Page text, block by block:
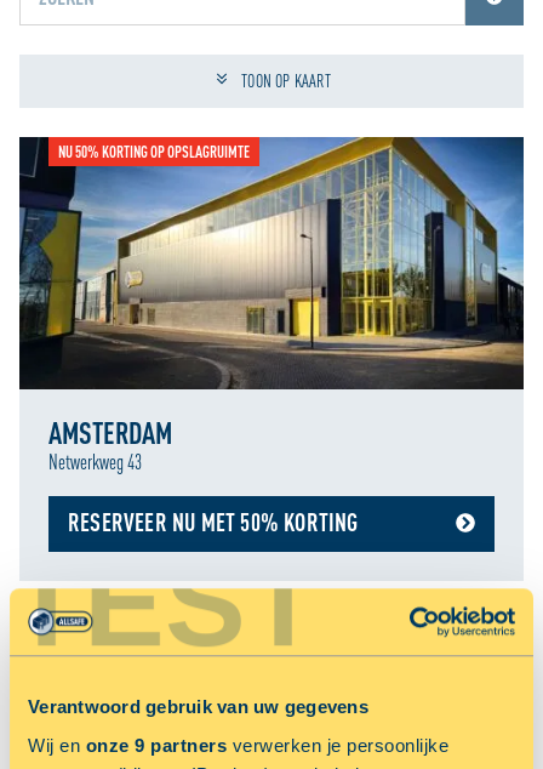
TEST
Verantwoord gebruik van uw gegevens
Wij en onze 9 partners verwerken je persoonlijke
Schakel jouw locatiediensten in om deze functie te gebruiken.
TOON OP KAART
NU 50% KORTING OP OPSLAGRUIMTE
AMSTERDAM
Netwerkweg 43
RESERVEER NU MET 50% KORTING
NU 33.33% KORTING OP OPSLAGRUIMTE